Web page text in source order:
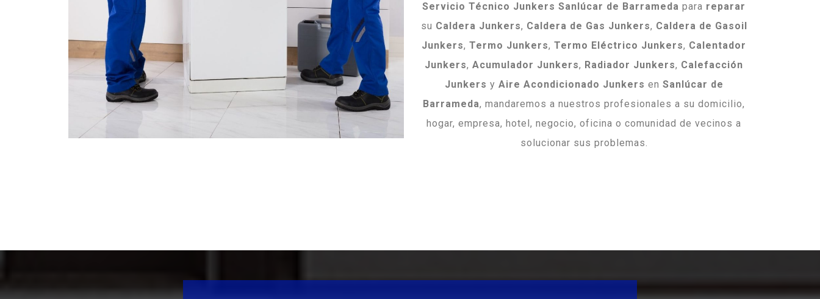
Servicio Técnico Junkers Sanlúcar de Barrameda para reparar
su Caldera Junkers, Caldera de Gas Junkers, Caldera de Gasoil
Junkers, Termo Junkers, Termo Eléctrico Junkers, Calentador
Junkers, Acumulador Junkers, Radiador Junkers, Calefacción
Junkers y Aire Acondicionado Junkers en Sanlúcar de
Barrameda, mandaremos a nuestros profesionales a su domicilio,
hogar, empresa, hotel, negocio, oficina o comunidad de vecinos a
solucionar sus problemas.